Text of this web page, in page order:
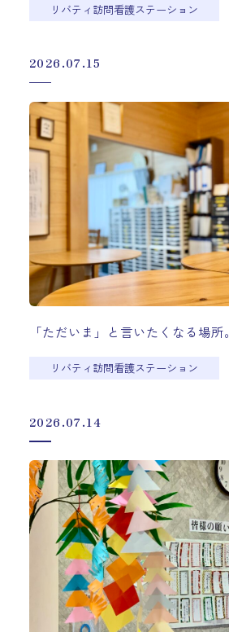
リバティ訪問看護ステーション
2026.07.15
「ただいま」と言いたくなる場所。
リバティ訪問看護ステーション
2026.07.14